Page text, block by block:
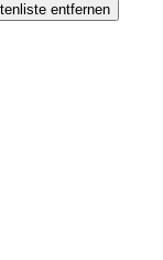
entfernen